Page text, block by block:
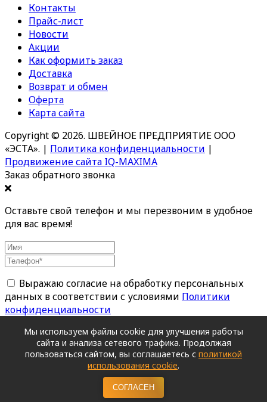
Контакты
Прайс-лист
Новости
Акции
Как оформить заказ
Доставка
Возврат и обмен
Оферта
Карта сайта
Copyright © 2026. ШВЕЙНОЕ ПРЕДПРИЯТИЕ ООО
«ЭСТА». | Политика конфиденциальности |
Продвижение сайта IQ-MAXIMA
Заказ обратного звонка
Оставьте свой телефон и мы перезвоним в удобное
для вас время!
Выражаю согласие на обработку персональных
данных в соответствии с условиями Политики
конфиденциальности
Поля, отмеченные *, обязательны для заполнения
ОТПРАВИТЬ
Мы используем файлы cookie для улучшения работы
сайта и анализа сетевого трафика. Продолжая
пользоваться сайтом, вы соглашаетесь с политикой
использования cookie.
СОГЛАСЕН